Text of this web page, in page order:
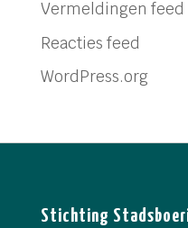
Vermeldingen feed
Reacties feed
WordPress.org
Stichting